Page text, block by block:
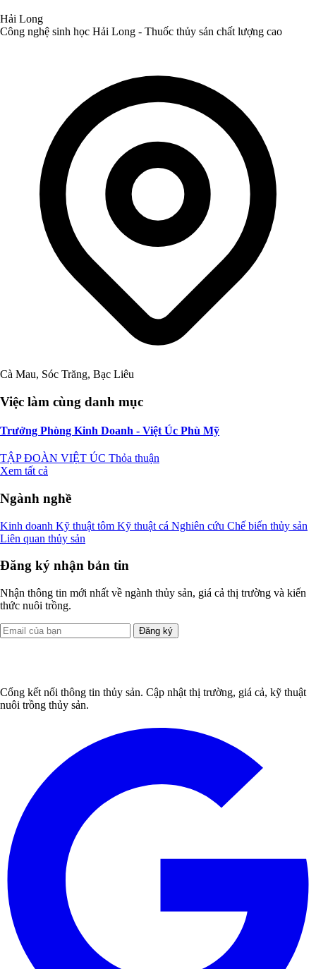
Hải Long
Công nghệ sinh học Hải Long - Thuốc thủy sản chất lượng cao
Cà Mau, Sóc Trăng, Bạc Liêu
Việc làm cùng danh mục
Trưởng Phòng Kinh Doanh - Việt Úc Phù Mỹ
TẬP ĐOÀN VIỆT ÚC Thỏa thuận
Xem tất cả
Ngành nghề
Kinh doanh Kỹ thuật tôm Kỹ thuật cá Nghiên cứu Chế biến thủy sản
Liên quan thủy sản
Đăng ký nhận bản tin
Nhận thông tin mới nhất về ngành thủy sản, giá cả thị trường và kiến
thức nuôi trồng.
Đăng ký
Cổng kết nối thông tin thủy sản. Cập nhật thị trường, giá cả, kỹ thuật
nuôi trồng thủy sản.